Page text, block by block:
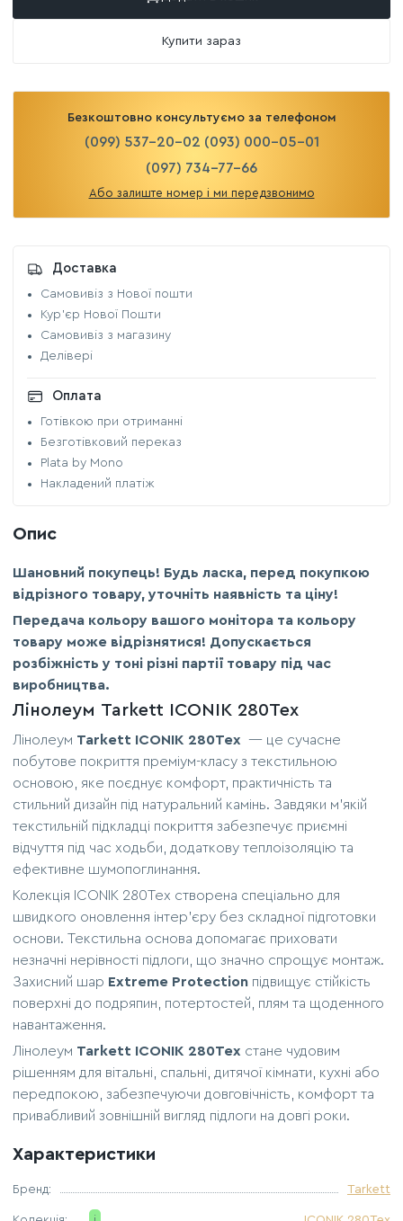
Купити зараз
Безкоштовно консультуємо за телефоном
(099) 537-20-02 (093) 000-05-01
(097) 734-77-66
Або залиште номер і ми передзвонимо
Доставка
Самовивіз з Нової пошти
Кур'єр Нової Пошти
Самовивіз з магазину
Делівері
Оплата
Готівкою при отриманні
Безготівковий переказ
Plata by Mono
Накладений платіж
Опис
Шановний покупець! Будь ласка, перед покупкою
відрізного товару, уточніть наявність та ціну!
Передача кольору вашого монітора та кольору
товару може відрізнятися! Допускається
розбіжність у тоні різні партії товару під час
виробництва.
Лінолеум Tarkett ICONIK 280Tex
Лінолеум Tarkett ICONIK 280Tex — це сучасне
побутове покриття преміум-класу з текстильною
основою, яке поєднує комфорт, практичність та
стильний дизайн під натуральний камінь. Завдяки м'якій
текстильній підкладці покриття забезпечує приємні
відчуття під час ходьби, додаткову теплоізоляцію та
ефективне шумопоглинання.
Колекція ICONIK 280Tex створена спеціально для
швидкого оновлення інтер'єру без складної підготовки
основи. Текстильна основа допомагає приховати
незначні нерівності підлоги, що значно спрощує монтаж.
Захисний шар Extreme Protection підвищує стійкість
поверхні до подряпин, потертостей, плям та щоденного
навантаження.
Лінолеум Tarkett ICONIK 280Tex стане чудовим
рішенням для вітальні, спальні, дитячої кімнати, кухні або
передпокою, забезпечуючи довговічність, комфорт та
привабливий зовнішній вигляд підлоги на довгі роки.
Характеристики
Бренд: Tarkett